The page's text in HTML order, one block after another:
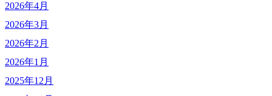
2026年4月
2026年3月
2026年2月
2026年1月
2025年12月